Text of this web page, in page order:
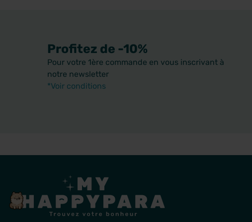
Profitez de -10%
Pour votre 1ère commande en vous inscrivant à
notre newsletter
*Voir conditions